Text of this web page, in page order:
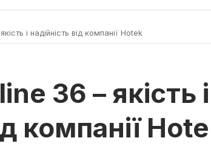
і надійність від компанії Hotek
36 – якість і
компанії